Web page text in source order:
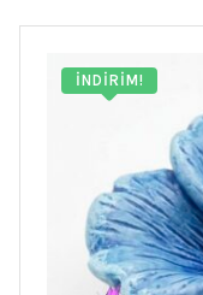
İNDIRIM!